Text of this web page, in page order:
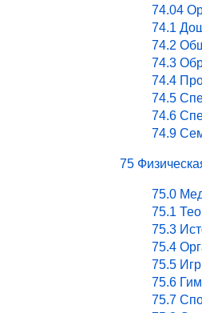
74.04
74.1
74.2
74.3
74.4
74.5
74.6
74.9
75
75.0
75.1
75.3
75.4
75.5
75.6
75.7